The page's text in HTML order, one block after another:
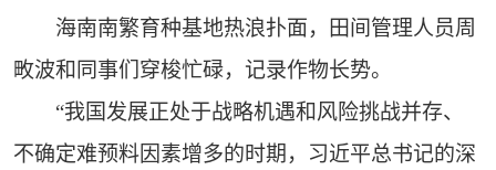
海南南繁育种基地热浪扑面，田间管理人员周
畋波和同事们穿梭忙碌，记录作物长势。
“我国发展正处于战略机遇和风险挑战并存、
不确定难预料因素增多的时期，习近平总书记的深